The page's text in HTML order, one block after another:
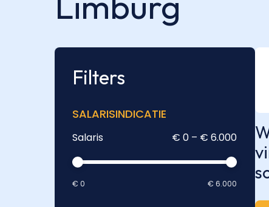
Filters
SALARISINDICATIE
Salaris € 0 – € 6.000
€ 0 € 6.000